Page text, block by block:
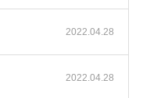
2022.04.28
2022.04.28